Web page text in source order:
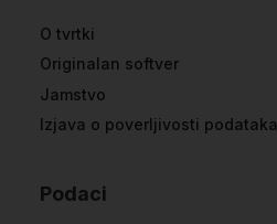
O tvrtki
Originalan softver
Jamstvo
Izjava o poverljivosti podataka
Podaci